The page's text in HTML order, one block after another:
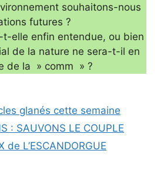
souhaitons-nous
futures ?
elle enfin entendue, ou bien
de la nature ne sera-t-il en
de la » comm » ?
glanés cette semaine
: SAUVONS LE COUPLE
de L’ESCANDORGUE